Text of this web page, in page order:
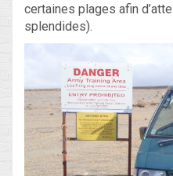
certaines plages afin
splendides).